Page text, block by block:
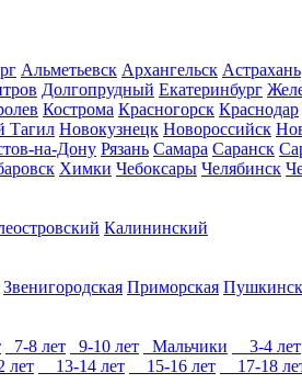
Альметьевск Архангельск Астрахань
Долгопрудный Екатеринбург
Кострома Красногорск Краснодар
Тагил Новокузнецк Новороссийск
на-Дону Рязань Самара Саранск
Химки Чебоксары Челябинск
Калининский
Звенигородская Приморская
7-8 лет 9-10 лет Мальчики 3-4 лет
лет 13-14 лет 15-16 лет 17-18